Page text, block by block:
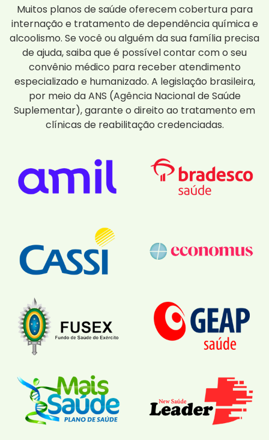
Muitos planos de saúde oferecem cobertura para
internação e tratamento de dependência química e
alcoolismo. Se você ou alguém da sua família precisa
de ajuda, saiba que é possível contar com o seu
convênio médico para receber atendimento
especializado e humanizado. A legislação brasileira,
por meio da ANS (Agência Nacional de Saúde
Suplementar), garante o direito ao tratamento em
clínicas de reabilitação credenciadas.